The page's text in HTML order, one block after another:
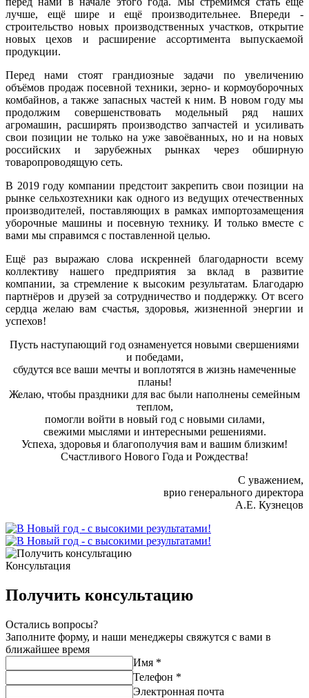
лучше, ещё шире и ещё производительнее. Впереди -
строительство новых производственных участков, открытие
новых цехов и расширение ассортимента выпускаемой
продукции.
Перед нами стоят грандиозные задачи по увеличению
объёмов продаж посевной техники, зерно- и кормоуборочных
комбайнов, а также запасных частей к ним. В новом году мы
продолжим совершенствовать модельный ряд наших
агромашин, расширять производство запчастей и усиливать
свои позиции не только на уже завоёванных, но и на новых
российских и зарубежных рынках через обширную
товаропроводящую сеть.
В 2019 году компании предстоит закрепить свои позиции на
рынке сельхозтехники как одного из ведущих отечественных
производителей, поставляющих в рамках импортозамещения
уборочные машины и посевную технику. И только вместе с
вами мы справимся с поставленной целью.
Ещё раз выражаю слова искренней благодарности всему
коллективу нашего предприятия за вклад в развитие
компании, за стремление к высоким результатам. Благодарю
партнёров и друзей за сотрудничество и поддержку. От всего
сердца желаю вам счастья, здоровья, жизненной энергии и
успехов!
Пусть наступающий год ознаменуется новыми свершениями
и победами,
сбудутся все ваши мечты и воплотятся в жизнь намеченные
планы!
Желаю, чтобы праздники для вас были наполнены семейным
теплом,
помогли войти в новый год с новыми силами,
свежими мыслями и интересными решениями.
Успеха, здоровья и благополучия вам и вашим близким!
Счастливого Нового Года и Рождества!
С уважением,
врио генерального директора
А.Е. Кузнецов
Консультация
Получить консультацию
Остались вопросы?
Заполните форму, и наши менеджеры свяжутся с вами в
ближайшее время
Имя *
Телефон *
Электронная почта